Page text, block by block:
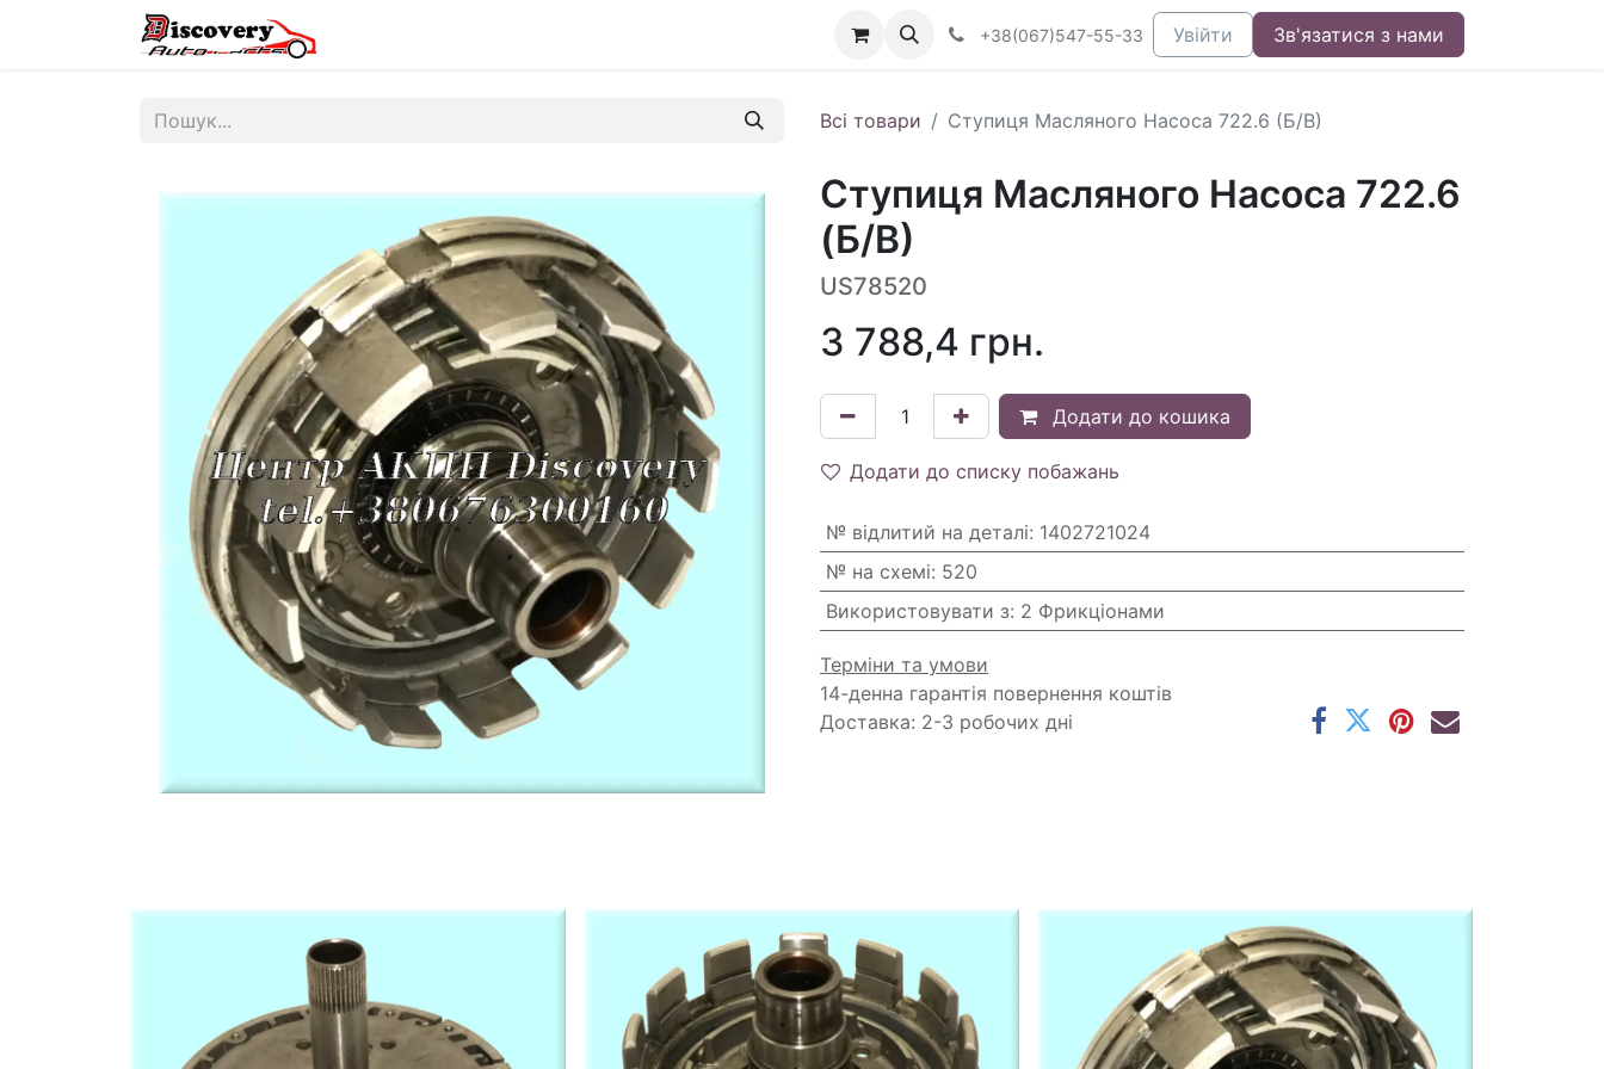
+38(067)547-55-33 Увійти Зв'язатися з нами
Всі товари Ступиця Масляного Насоса 722.6 (Б/В)
Ступиця Масляного Насоса 722.6
(Б/В)
US78520
3 788,4 грн.
Додати до кошика
Додати до списку побажань
№ відлитий на деталі: 1402721024
№ на схемі: 520
Використовувати з: 2 Фрикціонами
Терміни та умови
14-денна гарантія повернення коштів
Доставка: 2-3 робочих дні